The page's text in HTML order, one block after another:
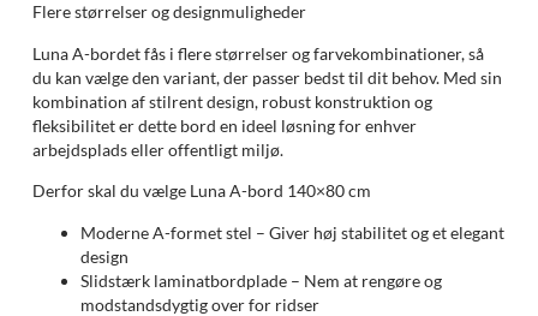
Flere størrelser og designmuligheder
Luna A-bordet fås i flere størrelser og farvekombinationer, så
du kan vælge den variant, der passer bedst til dit behov. Med sin
kombination af stilrent design, robust konstruktion og
fleksibilitet er dette bord en ideel løsning for enhver
arbejdsplads eller offentligt miljø.
Derfor skal du vælge Luna A-bord 140×80 cm
Moderne A-formet stel – Giver høj stabilitet og et elegant
design
Slidstærk laminatbordplade – Nem at rengøre og
modstandsdygtig over for ridser